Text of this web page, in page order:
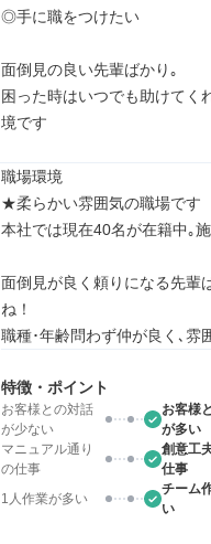
◎手に職をつけたい
面倒見の良い先輩ばかり｡
困った時はいつでも助けてく
境です
職場環境
★柔らかい雰囲気の職場です
本社では現在40名が在籍中｡
面倒見が良く頼りになる先輩
ね！
職種･年齢問わず仲が良く､雰
特徴・ポイント
お客様との対話
が少ない
お客様
が多い
マニュアル通り
の仕事
創意工
仕事
1人作業が多い
チーム
い